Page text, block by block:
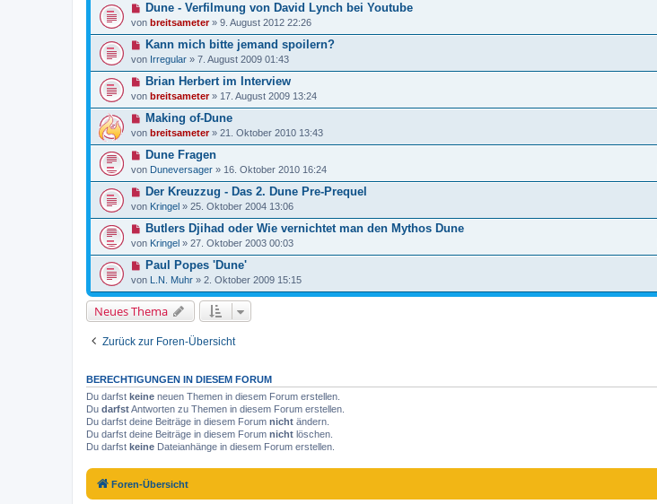
Dune - Verfilmung von David Lynch bei Youtube
von breitsameter» 9. August 2012 22:26
Kann mich bitte jemand spoilern?
von Irregular » 7. August 2009 01:43
Brian Herbert im Interview
von breitsameter» 17. August 2009 13:24
Making of-Dune
von breitsameter» 21. Oktober 2010 13:43
Dune Fragen
von Duneversager » 16. Oktober 2010 16:24
Der Kreuzzug - Das 2. Dune Pre-Prequel
von Kringel » 25. Oktober 2004 13:06
Butlers Djihad oder Wie vernichtet man den Mythos Dune
von Kringel » 27. Oktober 2003 00:03
Paul Popes 'Dune'
von L.N. Muhr » 2. Oktober 2009 15:15
Neues Thema
Zurück zur Foren-Übersicht
BERECHTIGUNGEN IN DIESEM FORUM
Du darfst keine neuen Themen in diesem Forum erstellen.
Du darfstAntworten zu Themen in diesem Forum erstellen.
Du darfst deine Beiträge in diesem Forum nicht ändern.
Du darfst deine Beiträge in diesem Forum nicht löschen.
Du darfst keine Dateianhänge in diesem Forum erstellen.
Foren-Übersicht